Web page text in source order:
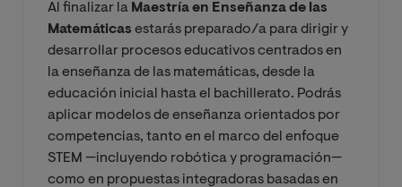
evaluación de
intervencione
s didácticas en
el aula de
Infantil y
Primaria.
didácticos en
el aula de
Secundaria,
Bachillerato y
Ciclos
Formativos:
metodologías
activas,
innovación
Al finalizar la Maestría en Enseñanza de las
Matemáticas estarás preparado/a para dirigir y
desarrollar procesos educativos centrados en
la enseñanza de las matemáticas, desde la
educación inicial hasta el bachillerato. Podrás
aplicar modelos de enseñanza orientados por
competencias, tanto en el marco del enfoque
STEM —incluyendo robótica y programación—
como en propuestas integradoras basadas en